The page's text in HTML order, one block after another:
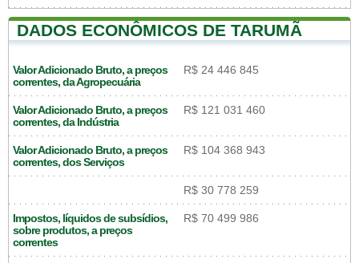
DADOS ECONÔMICOS DE TARUMÃ
Valor Adicionado Bruto, a preços
correntes, da Agropecuária
R$ 24 446 845
Valor Adicionado Bruto, a preços
correntes, da Indústria
R$ 121 031 460
Valor Adicionado Bruto, a preços
correntes, dos Serviços
R$ 104 368 943
R$ 30 778 259
Impostos, líquidos de subsídios,
sobre produtos, a preços
correntes
R$ 70 499 986